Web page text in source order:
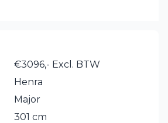
€3096,- Excl. BTW
Henra
Major
301 cm